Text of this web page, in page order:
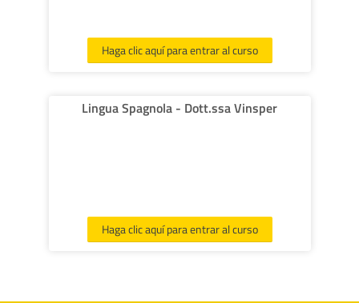
Haga clic aquí para entrar al curso
Lingua Spagnola - Dott.ssa Vinsper
Haga clic aquí para entrar al curso